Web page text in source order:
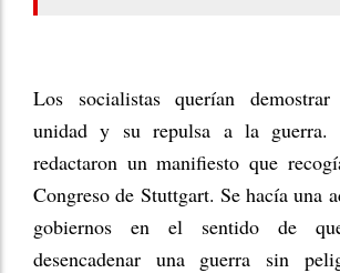
Los socialistas querían
unidad y su repulsa a la guerra.
redactaron un manifiesto que
Congreso de Stuttgart. Se hacía una
gobiernos en el sentido de
desencadenar una guerra sin